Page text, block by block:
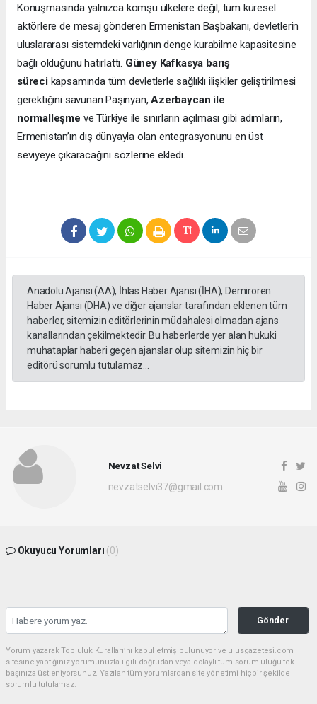
Konuşmasında yalnızca komşu ülkelere değil, tüm küresel
aktörlere de mesaj gönderen Ermenistan Başbakanı, devletlerin
uluslararası sistemdeki varlığının denge kurabilme kapasitesine
bağlı olduğunu hatırlattı. Güney Kafkasya barış
sürecikapsamında tüm devletlerle sağlıklı ilişkiler geliştirilmesi
gerektiğini savunan Paşinyan,Azerbaycan ile
normalleşme ve Türkiye ile sınırların açılması gibi adımların,
Ermenistan’ın dış dünyayla olan entegrasyonunu en üst
seviyeye çıkaracağını sözlerine ekledi.
Anadolu Ajansı (AA), İhlas Haber Ajansı (İHA), Demirören
Haber Ajansı (DHA) ve diğer ajanslar tarafından eklenen tüm
haberler, sitemizin editörlerinin müdahalesi olmadan ajans
kanallarından çekilmektedir. Bu haberlerde yer alan hukuki
muhataplar haberi geçen ajanslar olup sitemizin hiç bir
editörü sorumlu tutulamaz...
Nevzat Selvi
nevzatselvi37@gmail.com
Okuyucu Yorumları (0)
Gönder
Yorum yazarak Topluluk Kuralları’nı kabul etmiş bulunuyor ve ulusgazetesi.com
sitesine yaptığınız yorumunuzla ilgili doğrudan veya dolaylı tüm sorumluluğu tek
başınıza üstleniyorsunuz. Yazılan tüm yorumlardan site yönetimi hiçbir şekilde
sorumlu tutulamaz.